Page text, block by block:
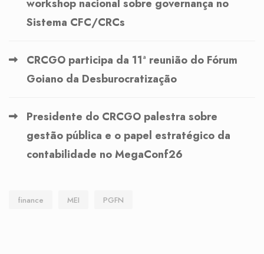
workshop nacional sobre governança no
Sistema CFC/CRCs
CRCGO participa da 11ª reunião do Fórum
Goiano da Desburocratização
Presidente do CRCGO palestra sobre
gestão pública e o papel estratégico da
contabilidade no MegaConf26
finance MEI PGFN